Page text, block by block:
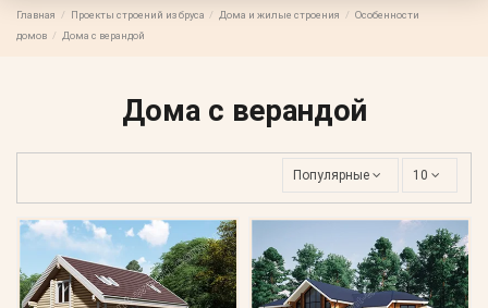
Главная Проекты строений из бруса Дома и жилые строения
Особенности
домов
Дома с верандой
Дома с верандой
Популярные 10